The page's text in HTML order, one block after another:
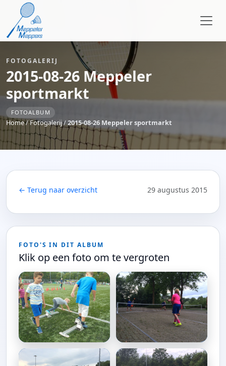
FOTOGALERIJ
2015-08-26 Meppeler
sportmarkt
FOTOALBUM
Home/Fotogalerij/2015-08-26 Meppeler sportmarkt
← Terug naar overzicht 29 augustus 2015
FOTO'S IN DIT ALBUM
Klik op een foto om te vergroten